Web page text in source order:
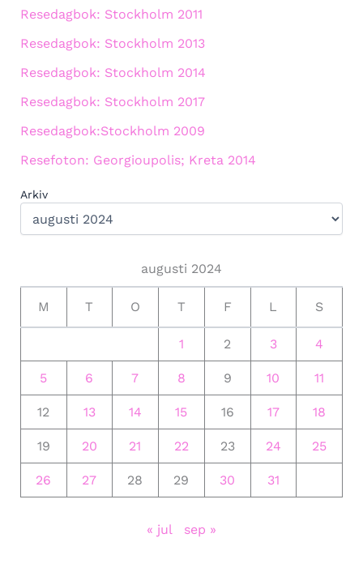
Resedagbok: Stockholm 2011
Resedagbok: Stockholm 2013
Resedagbok: Stockholm 2014
Resedagbok: Stockholm 2017
Resedagbok:Stockholm 2009
Resefoton: Georgioupolis; Kreta 2014
Arkiv
augusti 2024
M T O T F L S
1 2 3 4
5 6 7 8 9 10 11
12 13 14 15 16 17 18
19 20 21 22 23 24 25
26 27 28 29 30 31
« jul sep »